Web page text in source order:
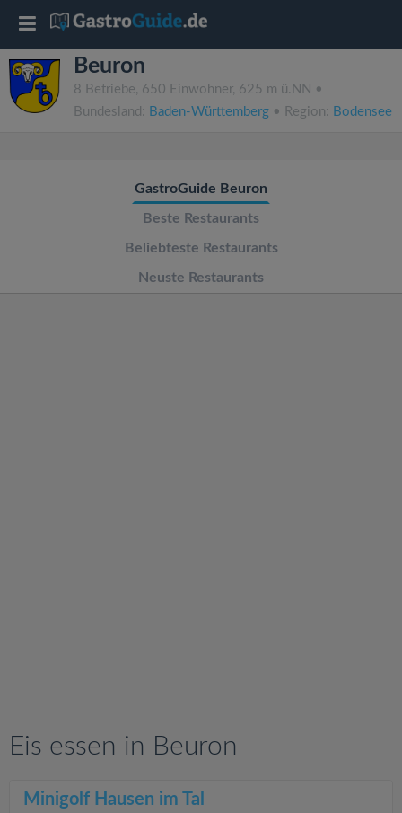
Beuron
8 Betriebe, 650 Einwohner, 625 m ü.NN •
Bundesland: Baden-Württemberg • Region: Bodensee
GastroGuide Beuron
Beste Restaurants
Beliebteste Restaurants
Neuste Restaurants
Eis essen in Beuron
Minigolf Hausen im Tal
T
o
g